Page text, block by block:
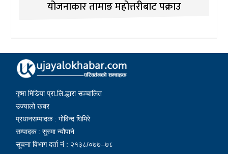
योजनाकार तामाङ महोत्तरीबाट पक्राउ
गृष्मा मिडिया प्रा.लि.द्धारा सञ्चालित
उज्यालो खबर
प्रधानसम्पादक : गोविन्द घिमिरे
सम्पादक : सुस्मा न्यौपाने
सूचना विभाग दर्ता नं : २१३८/०७७–७८